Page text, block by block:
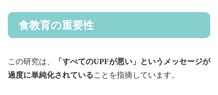
食教育の重要性
この研究は、
「すべてのUPFが悪い」というメッセージが
過度に単純化されていることを指摘しています。